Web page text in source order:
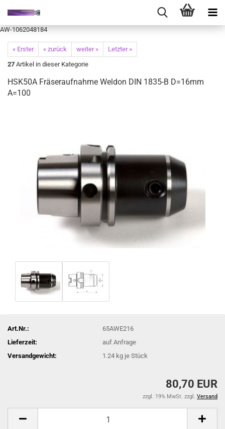
AW-1062048184
« Erster « zurück weiter »
Letzter »
27 Artikel in dieser Kategorie
HSK50A Fräseraufnahme Weldon DIN 1835-B D=16mm
A=100
Art.Nr.:
65AWE216
Lieferzeit:
auf Anfrage
Versandgewicht:
1.24 kg je Stück
80,70 EUR
zzgl. 19% MwSt. zzgl. Versand